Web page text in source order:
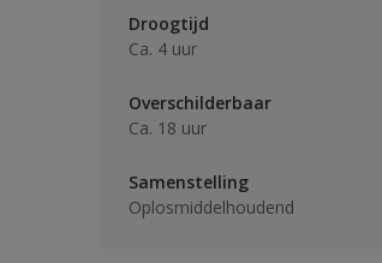
Droogtijd
Ca. 4 uur
Overschilderbaar
Ca. 18 uur
Samenstelling
Oplosmiddelhoudend